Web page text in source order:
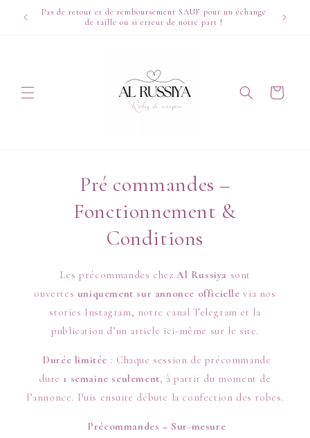
passerPas de retour et de remboursement SAUF pour un échange
de taille ou si erreur de notre part !
Panier
Pré commandes –
Fonctionnement &
Conditions
Les précommandes chezAl Russiya sont
ouvertes uniquement sur annonce officielle via nos
stories Instagram, notre canal Telegram et la
publication d’un article ici-même sur le site.
Durée limitée : Chaque session de précommande
dure 1 semaine seulement, à partir du moment de
l’annonce. Puis ensuite débute la confection des robes.
Précommandes = Sur-mesure